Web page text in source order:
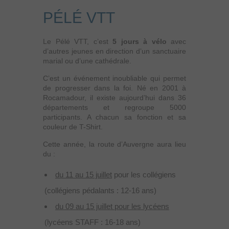
PÉLÉ VTT
Le Pélé VTT, c’est 5 jours à vélo avec
d’autres jeunes en direction d’un sanctuaire
marial ou d’une cathédrale.
C’est un événement inoubliable qui permet
de progresser dans la foi. Né en 2001 à
Rocamadour, il existe aujourd’hui dans 36
départements et regroupe 5000
participants. A chacun sa fonction et sa
couleur de T-Shirt.
Cette année, la route d’Auvergne aura lieu
du :
du 11 au 15 juillet pour les collégiens
(collégiens pédalants : 12-16 ans)
du 09 au 15 juillet pour les lycéens
(lycéens STAFF : 16-18 ans)